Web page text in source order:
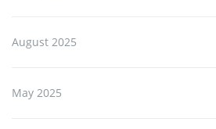
August 2025
May 2025